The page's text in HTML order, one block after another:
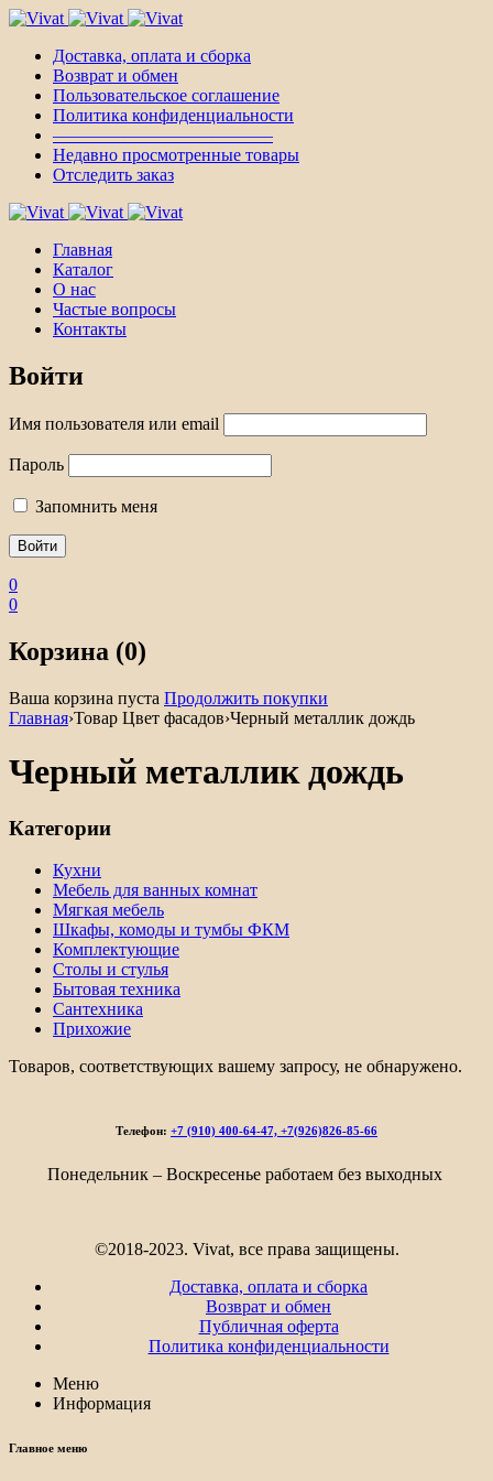
Доставка, оплата и сборка
Возврат и обмен
Пользовательское соглашение
Политика конфиденциальности
————————————–
Недавно просмотренные товары
Отследить заказ
Главная
Каталог
О нас
Частые вопросы
Контакты
Войти
Имя пользователя или email
Пароль
Запомнить меня
0
0
Корзина (0)
Ваша корзина пуста Продолжить покупки
Главная›Товар Цвет фасадов›Черный металлик дождь
Черный металлик дождь
Категории
Кухни
Мебель для ванных комнат
Мягкая мебель
Шкафы, комоды и тумбы ФКМ
Комплектующие
Столы и стулья
Бытовая техника
Сантехника
Прихожие
Товаров, соответствующих вашему запросу, не обнаружено.
Телефон: +7 (910) 400-64-47, +7(926)826-85-66
Понедельник – Воскресенье работаем без выходных
©2018-2023. Vivat, все права защищены.
Доставка, оплата и сборка
Возврат и обмен
Публичная оферта
Политика конфиденциальности
Меню
Информация
Главное меню